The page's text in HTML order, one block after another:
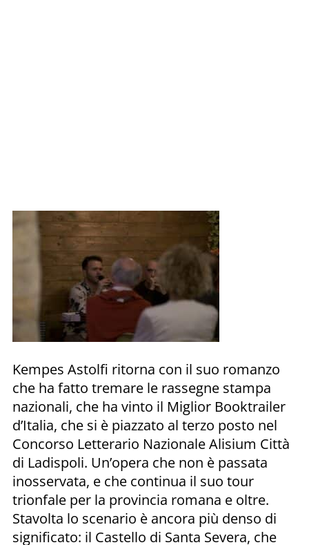
Kempes Astolfi ritorna con il suo romanzo
che ha fatto tremare le rassegne stampa
nazionali, che ha vinto il Miglior Booktrailer
d’Italia, che si è piazzato al terzo posto nel
Concorso Letterario Nazionale Alisium Città
di Ladispoli. Un’opera che non è passata
inosservata, e che continua il suo tour
trionfale per la provincia romana e oltre.
Stavolta lo scenario è ancora più denso di
significato: il Castello di Santa Severa, che